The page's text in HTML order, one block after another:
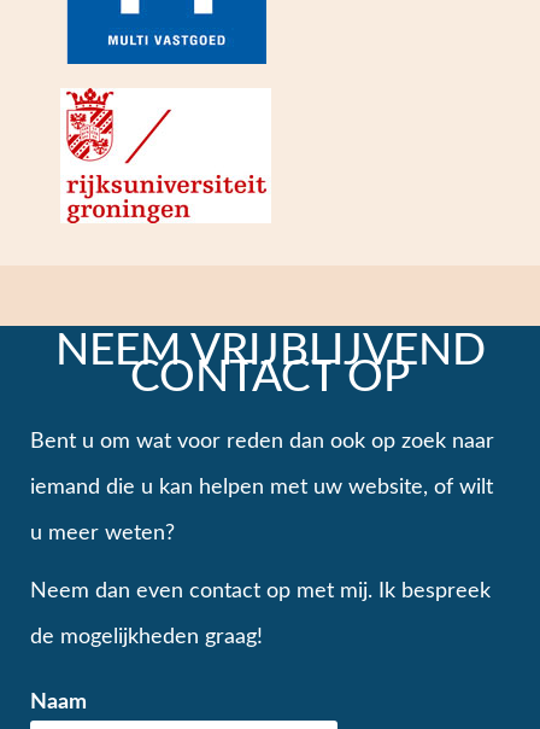
NEEM VRIJBLIJVEND
CONTACT OP
Bent u om wat voor reden dan ook op zoek naar
iemand die u kan helpen met uw website, of wilt
u meer weten?
Neem dan even contact op met mij. Ik bespreek
de mogelijkheden graag!
Naam